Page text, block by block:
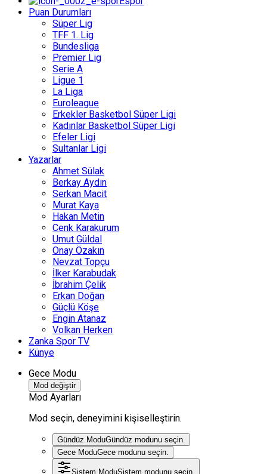
Puan Durumları
Süper Lig
TFF 1. Lig
Bundesliga
Premier Lig
Serie A
Ligue 1
La Liga
Euroleague
Erkekler Basketbol Süper Ligi
Kadınlar Basketbol Süper Ligi
Efeler Ligi
Sultanlar Ligi
Yazarlar
Ahmet Sülak
Berkay Aydın
Serkan Macit
Murat Kaya
Hakan Metin
Cenk Karakurum
Umut Güldal
Onay Özakın
Nevzat Topçu
İlker Karabudak
İbrahim Çelik
Erkan Doğan
Güçlü Köşe
Engin Atanaz
Volkan Herken
Zanka Spor TV
Künye
Gece Modu
Mod değiştir
Mod Ayarları
Mod seçin, deneyimini kişiselleştirin.
Gündüz ModuGündüz modunu seçin.
Gece ModuGece modunu seçin.
Sistem ModuSistem modunu seçin.